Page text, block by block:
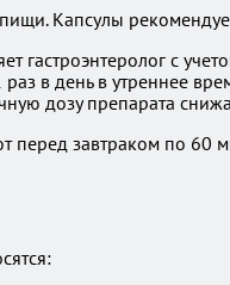
Капсулы
гастроэнтеролог с
в день в утреннее
дозу препарата
завтраком по 60